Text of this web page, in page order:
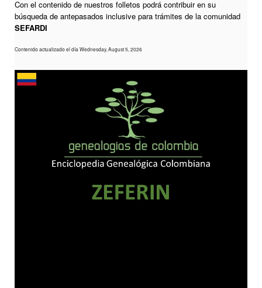
Con el contenido de nuestros folletos podrá contribuir en su
búsqueda de antepasados inclusive para trámites de la comunidad
SEFARDI
Contenido actualizado el día Wednesday, August 5, 2026